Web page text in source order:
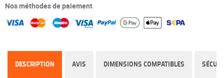
Nos méthodes de paiement
DESCRIPTION AVIS DIMENSIONS COMPATIBLES